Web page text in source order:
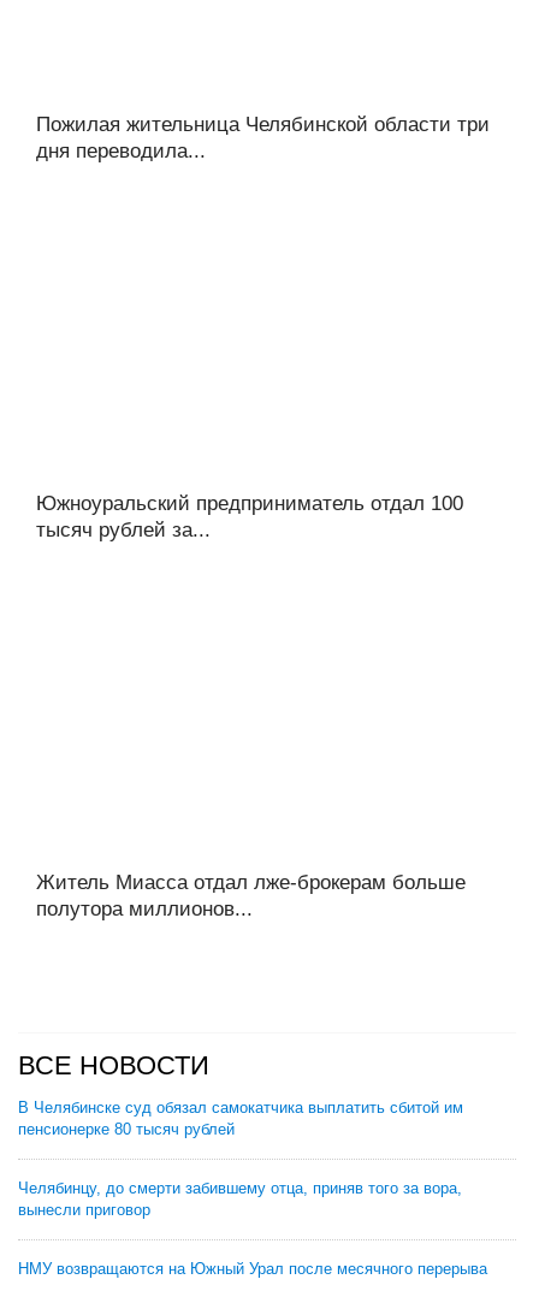
Пожилая жительница Челябинской области три
дня переводила...
Южноуральский предприниматель отдал 100
тысяч рублей за...
Житель Миасса отдал лже-брокерам больше
полутора миллионов...
ВСЕ НОВОСТИ
В Челябинске суд обязал самокатчика выплатить сбитой им
пенсионерке 80 тысяч рублей
Челябинцу, до смерти забившему отца, приняв того за вора,
вынесли приговор
НМУ возвращаются на Южный Урал после месячного перерыва